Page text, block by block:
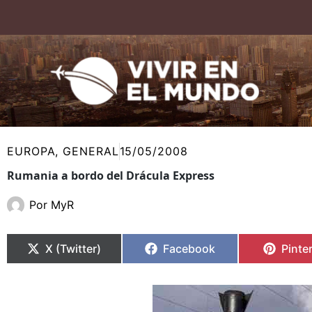
contenido
EUROPA, GENERAL15/05/2008
Rumania a bordo del Drácula Express
Por MyR
en
X (Twitter)
en
Facebook
en
en
en
en